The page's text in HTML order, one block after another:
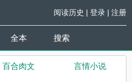
阅读历史 | 登录| 注册
全本 搜索
百合肉文 言情小说